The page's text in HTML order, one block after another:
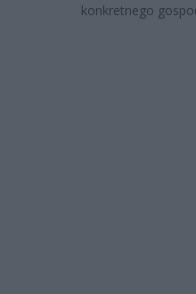
konkretnego